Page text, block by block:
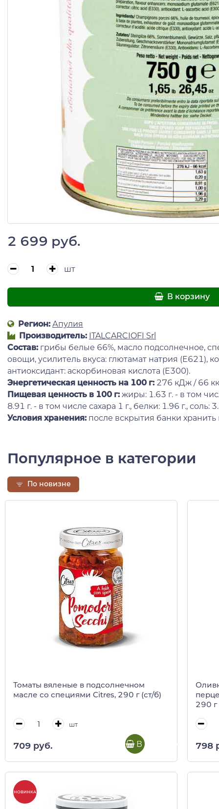
2 699 руб.
шт
В корзину
Регион: Апулия
Производитель: ITALCARCIOFI Srl
Состав: грибы белые 66%, масло подсолнечное,
овощи, усилитель вкуса: глютамат натрия (Е621),
антиоксидант: аскорбиновая кислота (Е300).
Энергетическая ценность на 100 г: 276 кДж / 66
Пищевая ценность в 100 г: жиры: 1.63 г. - в том
8.91 г. - в том числе сахара 1 г., белки: 1.96 г., соль:
Условия хранения: после вскрытия банки хранить
Популярное в категории
По новизне
Томаты вяленые в подсолнечном
масле со специями Citres, 290 г (ст/б)
шт
709 руб. В корзину
290 г
798
НОВИНКА